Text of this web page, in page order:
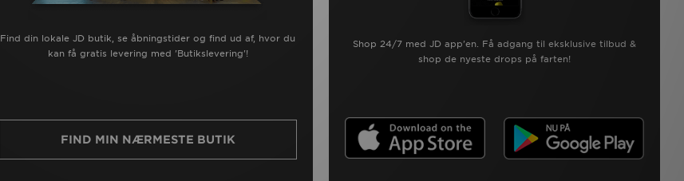
Find din lokale JD butik, se åbningstider og find ud af, hvor du
kan få gratis levering med 'Butikslevering'!
FIND MIN NÆRMESTE BUTIK
Shop 24/7 med JD app'en. Få adgang til eksklusive tilbud &
shop de nyeste drops på farten!